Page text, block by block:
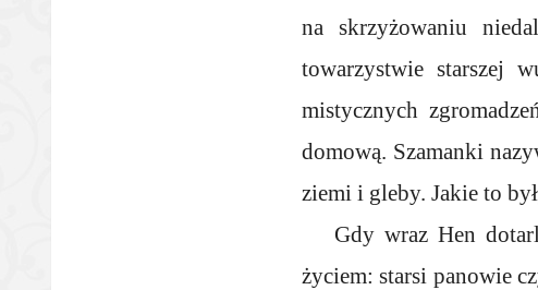
na skrzyżowaniu
towarzystwie starszej
mistycznych
domową. Szamanki
ziemi i gleby. Jakie to
Gdy wraz Hen
życiem: starsi panowie